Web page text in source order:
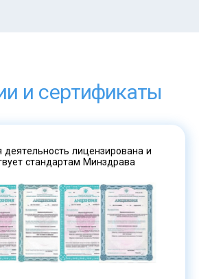
и сертификаты
деятельность лицензирована и
стандартам Минздрава